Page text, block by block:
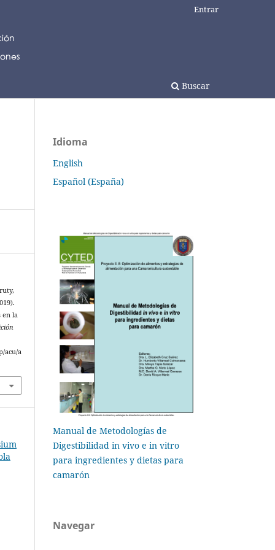
Buscar
Entrar
en la
acu/a
Idioma
English
Español (España)
Manual de Metodologías de
Digestibilidad in vivo e in vitro
para ingredientes y dietas para
camarón
Navegar